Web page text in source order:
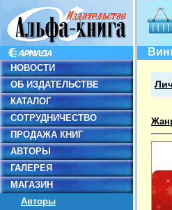
НОВОСТИ
ОБ ИЗДАТЕЛЬСТВЕ
КАТАЛОГ
СОТРУДНИЧЕСТВО
ПРОДАЖА КНИГ
АВТОРЫ
ГАЛЕРЕЯ
МАГАЗИН
Авторы